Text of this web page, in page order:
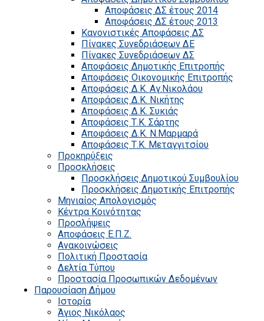
Αποφάσεις ΔΣ έτους 2014
Αποφάσεις ΔΣ έτους 2013
Κανονιστικές Αποφάσεις ΔΣ
Πίνακες Συνεδριάσεων ΔΕ
Πίνακες Συνεδριάσεων ΔΣ
Αποφάσεις Δημοτικής Επιτροπής
Αποφάσεις Οικονομικής Επιτροπής
Αποφάσεις Δ.Κ. Αγ.Νικολάου
Αποφάσεις Δ.Κ. Νικήτης
Αποφάσεις Δ.Κ. Συκιάς
Αποφάσεις Τ.Κ. Σάρτης
Αποφάσεις Δ.Κ. Ν.Μαρμαρά
Αποφάσεις Τ.Κ. Μεταγγιτσίου
Προκηρύξεις
Προσκλήσεις
Προσκλήσεις Δημοτικού Συμβουλίου
Προσκλήσεις Δημοτικής Επιτροπής
Μηνιαίος Απολογισμός
Κέντρα Κοινότητας
Προσλήψεις
Αποφάσεις Ε.Π.Ζ.
Ανακοινώσεις
Πολιτική Προστασία
Δελτία Τύπου
Προστασία Προσωπικών Δεδομένων
Παρουσίαση Δήμου
Ιστορία
Άγιος Νικόλαος